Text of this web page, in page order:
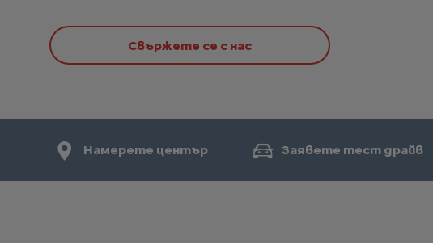
Свържете се с нас
Намерете център Заявете тест драйв